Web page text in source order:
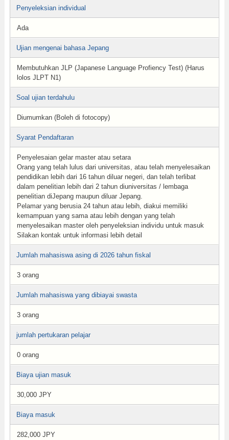
Penyeleksian individual
Ada
Ujian mengenai bahasa Jepang
Membutuhkan JLP (Japanese Language Profiency Test) (Harus
lolos JLPT N1)
Soal ujian terdahulu
Diumumkan (Boleh di fotocopy)
Syarat Pendaftaran
Penyelesaian gelar master atau setara
Orang yang telah lulus dari universitas, atau telah menyelesaikan
pendidikan lebih dari 16 tahun diluar negeri, dan telah terlibat
dalam penelitian lebih dari 2 tahun diuniversitas / lembaga
penelitian diJepang maupun diluar Jepang.
Pelamar yang berusia 24 tahun atau lebih, diakui memiliki
kemampuan yang sama atau lebih dengan yang telah
menyelesaikan master oleh penyeleksian individu untuk masuk
Silakan kontak untuk informasi lebih detail
Jumlah mahasiswa asing di 2026 tahun fiskal
3 orang
Jumlah mahasiswa yang dibiayai swasta
3 orang
jumlah pertukaran pelajar
0 orang
Biaya ujian masuk
30,000 JPY
Biaya masuk
282,000 JPY